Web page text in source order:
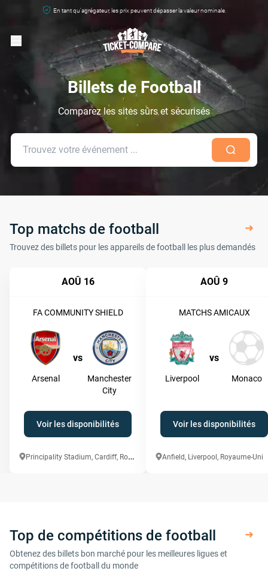
En tant qu'agrégateur, les prix peuvent dépasser la valeur nominale.
Billets de Football
Comparez les sites sûrs et sécurisés
Top matchs de football
Trouvez des billets pour les appareils de football les plus demandés
AOÛ 16
FA COMMUNITY SHIELD
vs
Arsenal
Manchester
City
Voir les disponibilités
P
rincipality Stadium, Cardiff, Royaume-Uni
AOÛ 9
MATCHS AMICAUX
vs
Liverpool Monaco
Voir les disponibilités
Anfield, Liverpool, Royaume-Uni
Top de compétitions de football
Obtenez des billets bon marché pour les meilleures ligues et
compétitions de football du monde